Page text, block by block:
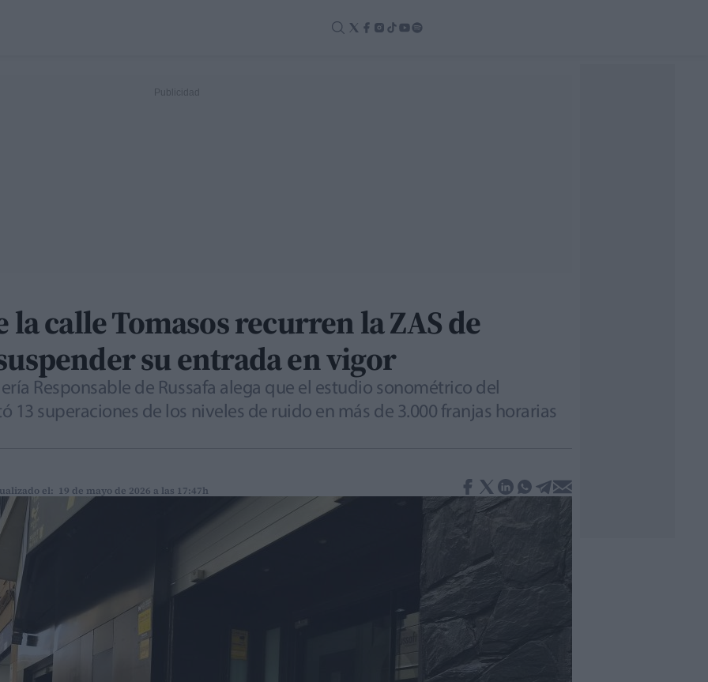
la calle Tomasos recurren la ZAS de
su entrada en vigor
Responsable de Russafa alega que el estudio sonométrico del
13 superaciones de los niveles de ruido en más de 3.000 franjas horarias
el: 19 de mayo de 2026 a las 17:47h